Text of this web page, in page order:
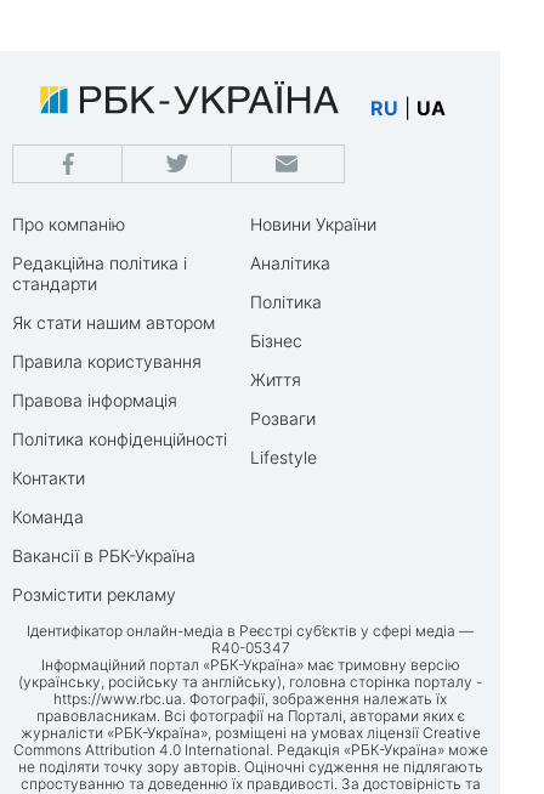
RU UA
Про компанію
Редакційна політика і
стандарти
Як стати нашим автором
Правила користування
Правова інформація
Політика конфіденційності
Контакти
Команда
Вакансії в РБК-Україна
Розмістити рекламу
Новини України
Аналітика
Політика
Бізнес
Життя
Розваги
Lifestyle
Ідентифікатор онлайн-медіа в Реєстрі суб’єктів у сфері медіа —
R40-05347
Інформаційний портал «РБК-Україна» має тримовну версію
(українську, російську та англійську), головна сторінка порталу -
https://www.rbc.ua. Фотографії, зображення належать їх
правовласникам. Всі фотографії на Порталі, авторами яких є
журналісти «РБК-Україна», розміщені на умовах ліцензії Creative
Commons Attribution 4.0 International. Редакція «РБК-Україна» може
не поділяти точку зору авторів. Оціночні судження не підлягають
спростуванню та доведенню їх правдивості. За достовірність та